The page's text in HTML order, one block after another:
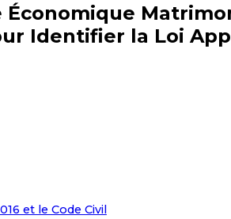
Identifier la Loi
et le Code Civil